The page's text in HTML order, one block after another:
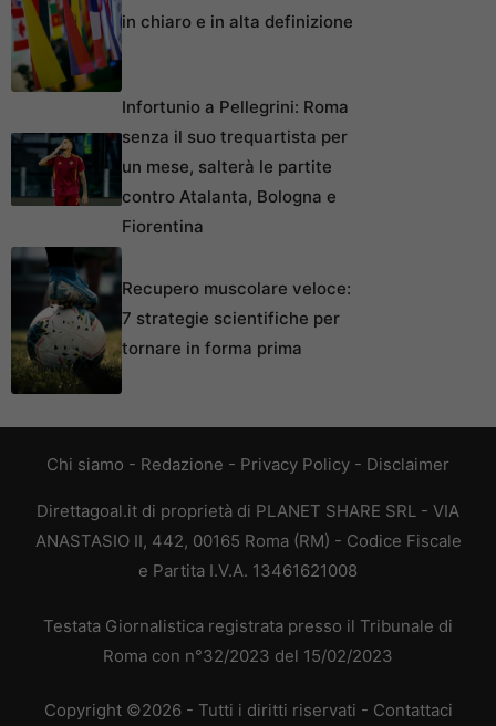
in chiaro e in alta definizione
Infortunio a Pellegrini: Roma
senza il suo trequartista per
un mese, salterà le partite
contro Atalanta, Bologna e
Fiorentina
Recupero muscolare veloce:
7 strategie scientifiche per
tornare in forma prima
Chi siamo - Redazione - Privacy Policy - Disclaimer
Direttagoal.it di proprietà di PLANET SHARE SRL - VIA
ANASTASIO II, 442, 00165 Roma (RM) - Codice Fiscale
e Partita I.V.A. 13461621008
Testata Giornalistica registrata presso il Tribunale di
Roma con n°32/2023 del 15/02/2023
Copyright ©2026 - Tutti i diritti riservati - Contattaci